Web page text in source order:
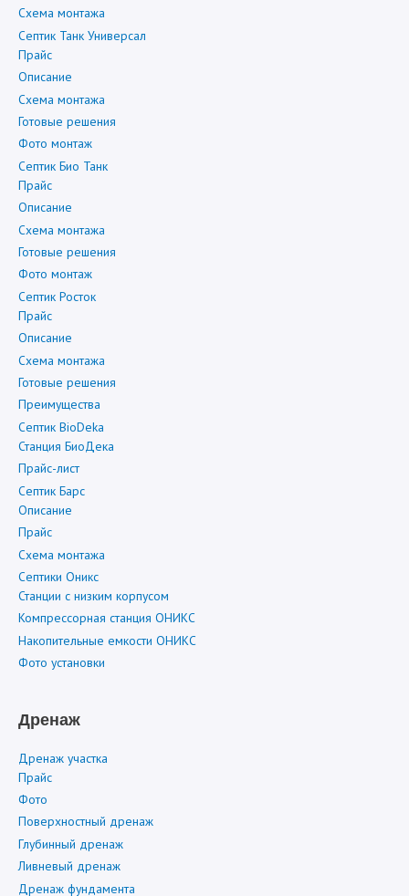
Схема монтажа
Септик Танк Универсал
Прайс
Описание
Схема монтажа
Готовые решения
Фото монтаж
Септик Био Танк
Прайс
Описание
Схема монтажа
Готовые решения
Фото монтаж
Септик Росток
Прайс
Описание
Схема монтажа
Готовые решения
Преимущества
Септик BioDeka
Станция БиоДека
Прайс-лист
Септик Барс
Описание
Прайс
Схема монтажа
Септики Оникс
Станции с низким корпусом
Компрессорная станция ОНИКС
Накопительные емкости ОНИКС
Фото установки
Дренаж
Дренаж участка
Прайс
Фото
Поверхностный дренаж
Глубинный дренаж
Ливневый дренаж
Дренаж фундамента